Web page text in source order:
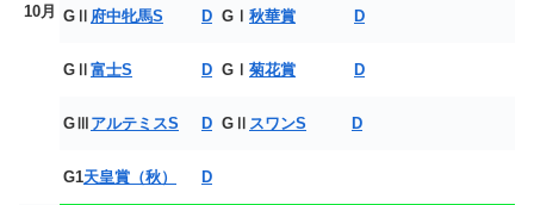
10月 GⅡ 府中牝馬S D GⅠ 秋華賞 D
GⅡ 富士S D GⅠ 菊花賞 D
GⅢ アルテミスS D GⅡ スワンS D
G1天皇賞（秋） D